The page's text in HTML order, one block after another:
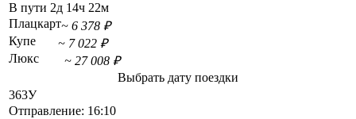
В пути 2д 14ч 22м
Плацкарт~ 6 378 ₽
Купе
~ 7 022 ₽
Люкс
~ 27 008 ₽
Выбрать дату поездки
363У
Отправление: 16:10